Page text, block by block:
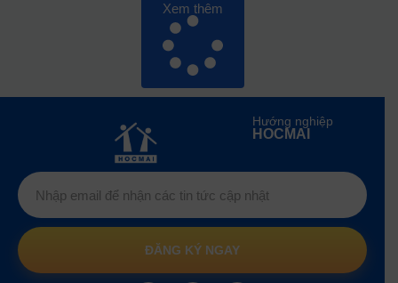
Xem thêm
Hướng nghiệp
HOCMAI
ĐĂNG KÝ NGAY